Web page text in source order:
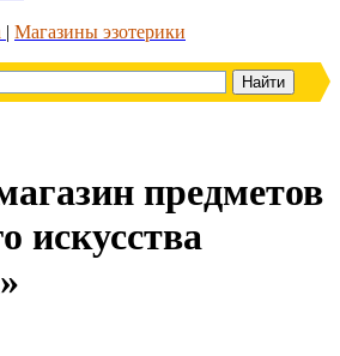
Магазины эзотерики
предметов
искусства